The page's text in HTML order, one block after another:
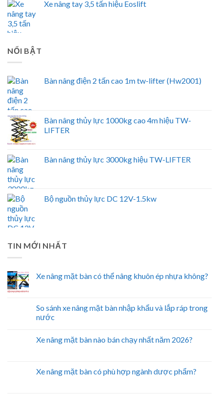
Xe nâng tay 3,5 tấn hiệu Eoslift
NỔI BẬT
Bàn nâng điện 2 tấn cao 1m tw-lifter (Hw2001)
Bàn nâng thủy lực 1000kg cao 4m hiệu TW-
LIFTER
Bàn nâng thủy lực 3000kg hiệu TW-LIFTER
Bộ nguồn thủy lực DC 12V-1.5kw
TIN MỚI NHẤT
Xe nâng mặt bàn có thể nâng khuôn ép nhựa không?
So sánh xe nâng mặt bàn nhập khẩu và lắp ráp trong
nước
Xe nâng mặt bàn nào bán chạy nhất năm 2026?
Xe nâng mặt bàn có phù hợp ngành dược phẩm?